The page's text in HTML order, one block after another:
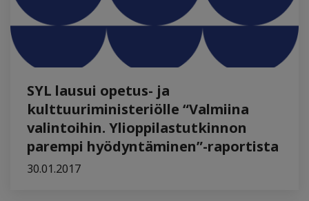
SYL lausui opetus- ja
kulttuuriministeriölle “Valmiina
valintoihin. Ylioppilastutkinnon
parempi hyödyntäminen”-raportista
30.01.2017